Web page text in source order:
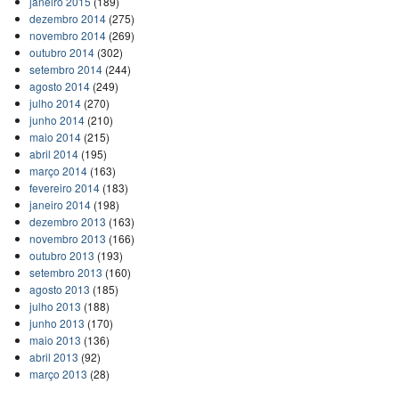
dezembro 2014(275)
novembro 2014(269)
outubro 2014(302)
setembro 2014(244)
agosto 2014(249)
julho 2014(270)
junho 2014(210)
maio 2014(215)
abril 2014(195)
março 2014(163)
fevereiro 2014(183)
janeiro 2014(198)
dezembro 2013 (163)
novembro 2013 (166)
outubro 2013 (193)
setembro 2013 (160)
agosto 2013 (185)
julho 2013 (188)
junho 2013 (170)
maio 2013 (136)
abril 2013 (92)
março 2013 (28)